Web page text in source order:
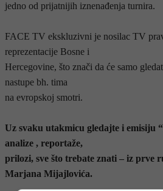
jedno od prijatnijih iznenađenja turnira.
FACE TV ekskluzivni je nosilac TV
reprezentacije Bosne i
Hercegovine, što znači da će samo
nastupe bh. tima
na evropskoj smotri.
Uz svaku utakmicu gledajte i emisiju
analize , reportaže,
prilozi, sve što trebate znati – iz prve
Marjana Mijajlovića.